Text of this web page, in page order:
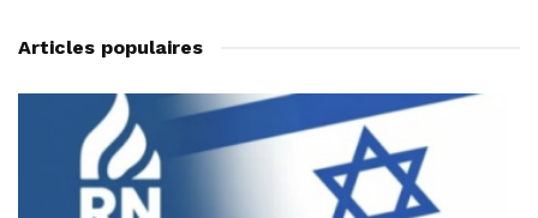
Articles populaires